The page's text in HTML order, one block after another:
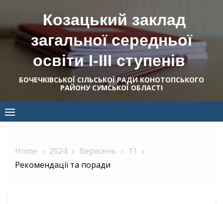
content
Козацький заклад
загальної середньої
освіти І-ІІІ ступенів
БОЧЕЧКІВСЬКОЇ СІЛЬСЬКОЇ РАДИ КОНОТОПСЬКОГО
РАЙОНУ СУМСЬКОЇ ОБЛАСТІ
Home 2024 Вересень
11
Рекомендації та поради